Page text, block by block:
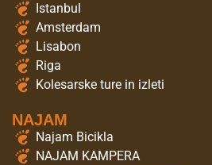
Istanbul
Amsterdam
Lisabon
Riga
Kolesarske ture in izleti
NAJAM
Najam Bicikla
NAJAM KAMPERA